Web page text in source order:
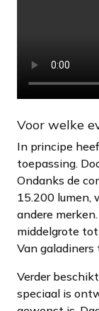
Voor welke
In principe
toepassing.
Ondanks de
15.200 lumen,
andere
middelgrote
Van
Verder
speciaal is